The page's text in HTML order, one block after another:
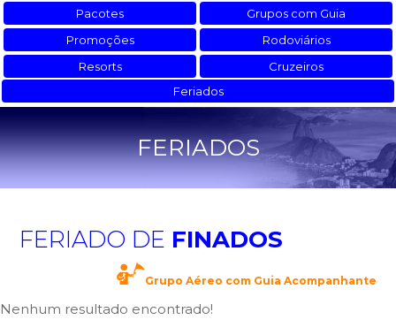
Pacotes
Grupos com Guia
Promoções
Rodoviários
Resorts
Cruzeiros
Feriados
FERIADOS
FERIADO DE FINADOS
Grupo Aéreo com Guia Acompanhante
Nenhum resultado encontrado!